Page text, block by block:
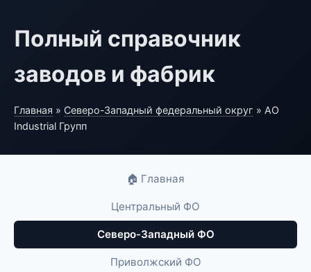
Полный справочник
заводов и фабрик
Главная » Северо-Западный федеральный округ » АО
Industrial Групп
🏠 Главная
Центральный ФО
Северо-Западный ФО
Приволжский ФО